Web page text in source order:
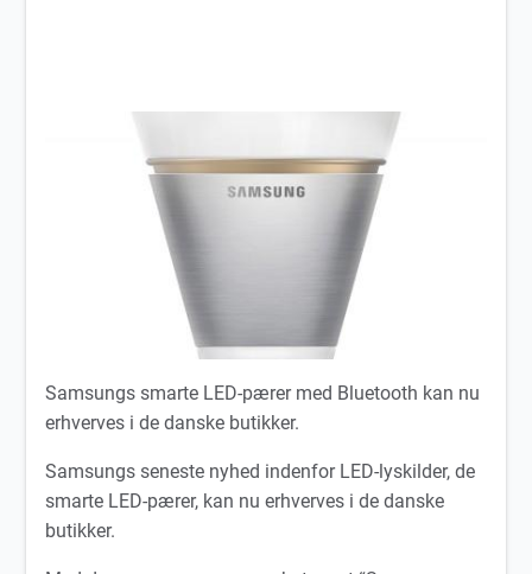
Samsungs smarte LED-pærer med Bluetooth kan nu
erhverves i de danske butikker.
Samsungs seneste nyhed indenfor LED-lyskilder, de
smarte LED-pærer, kan nu erhverves i de danske
butikker.